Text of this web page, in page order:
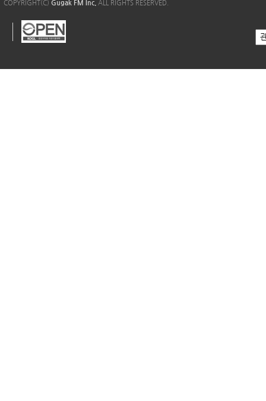
COPYRIGHT(C) Gugak FM Inc. ALL RIGHTS RESERVED.